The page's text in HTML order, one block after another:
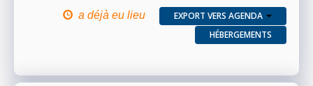
a déjà eu lieu
EXPORT VERS AGENDA
HÉBERGEMENTS